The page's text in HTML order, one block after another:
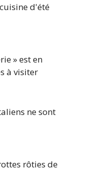
d'été
» est en
à visiter
ne sont
rôties de